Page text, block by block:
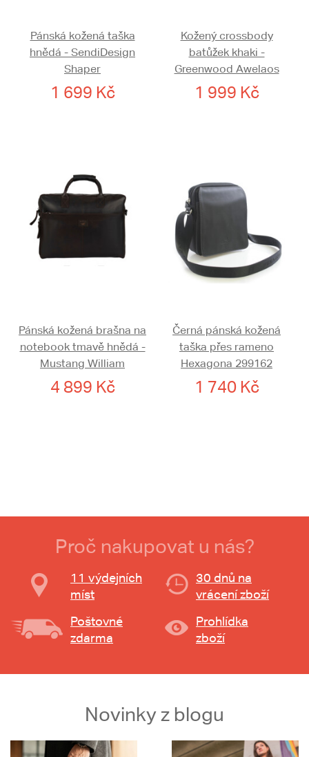
Pánská kožená taška
hnědá - SendiDesign
Shaper
1 699 Kč
Kožený crossbody
batůžek khaki -
Greenwood Awelaos
1 999 Kč
Pánská kožená brašna na
notebook tmavě hnědá -
Mustang William
4 899 Kč
Černá pánská kožená
taška přes rameno
Hexagona 299162
1 740 Kč
Proč nakupovat u nás?
11 výdejních
míst
30 dnů na
vrácení zboží
Poštovné
zdarma
Prohlídka
zboží
Novinky z blogu